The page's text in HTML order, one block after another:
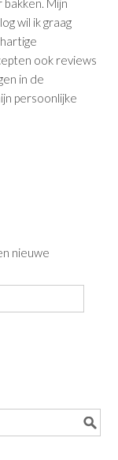
bakken. Mijn
wil ik graag
ook reviews
in de
persoonlijke
nieuwe